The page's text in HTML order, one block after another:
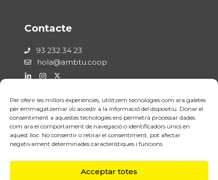
Per oferir les millors experiències, utilitzem tecnologies com ara galetes
per emmagatzemar i/o accedir a la informació del dispositiu. Donar el
consentiment a aquestes tecnologies ens permetrà processar dades
com ara el comportament de navegació o identificadors únics en
aquest lloc. No consentir o retirar el consentiment, pot afectar
negativament determinades característiques i funcions
Acceptar totes
Contacte
93 232 34 23
hola@ambtu.coop
Legal
Política de Privadesa
Avís Legal